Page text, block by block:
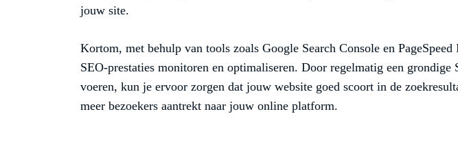
jouw site.
Kortom, met behulp van tools zoals Google Search Console en
SEO-prestaties monitoren en optimaliseren. Door regelmatig een grondige
voeren, kun je ervoor zorgen dat jouw website goed scoort in de
meer bezoekers aantrekt naar jouw online platform.